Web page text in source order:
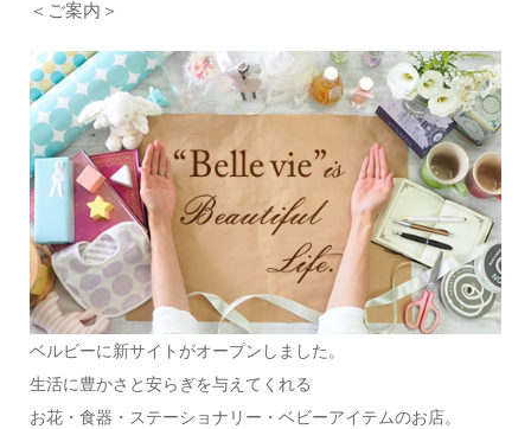
＜ご案内＞
ベルビーに新サイトがオープンしました。
生活に豊かさと安らぎを与えてくれる
お花・食器・ステーショナリー・ベビーアイテムのお店。